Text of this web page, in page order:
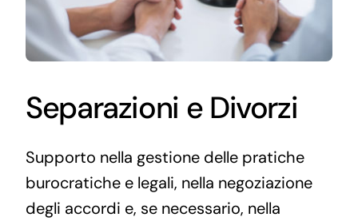
Separazioni e Divorzi
Supporto nella gestione delle pratiche
burocratiche e legali, nella negoziazione
degli accordi e, se necessario, nella